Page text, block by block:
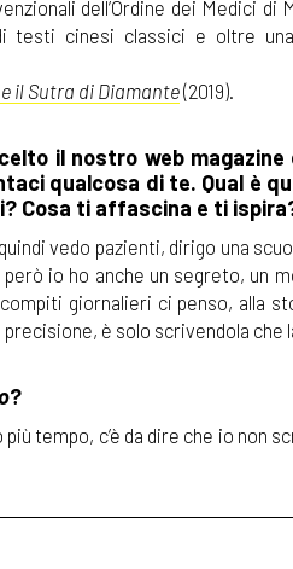
dell’Ordine dei Medici di
testi cinesi classici e oltre
il Sutra di Diamante(2019).
il nostro web
qualcosa di te. Qual è
Cosa ti affascina e ti
vedo pazienti, dirigo una
io ho anche un segreto, un
giornalieri ci penso, alla
è solo scrivendola che
?
tempo, c’è da dire che io non